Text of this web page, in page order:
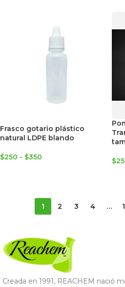
Frasco gotario plástico
natural LDPE blando
$250 - $350 $
1 2 3 4 …
Creada en 1991, REACHEM nació